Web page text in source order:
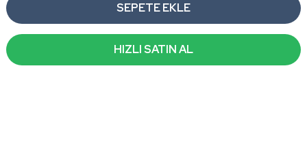
SEPETE EKLE
HIZLI SATIN AL